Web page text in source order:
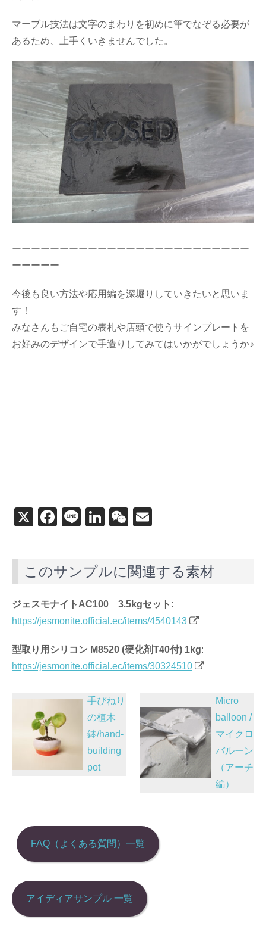
マーブル技法は文字のまわりを初めに筆でなぞる必要が
あるため、上手くいきませんでした。
ーーーーーーーーーーーーーーーーーーーーーーーーー
ーーーーー
今後も良い方法や応用編を深堀りしていきたいと思いま
す！
みなさんもご自宅の表札や店頭で使うサインプレートを
お好みのデザインで手造りしてみてはいかがでしょうか♪
X
F
e
o
o
k
Li
Li
e
n
W
h
このサンプルに関連する素材
ジェスモナイトAC100 3.5kgセット :
https://jesmonite.official.ec/items/4540143
型取り用シリコン M8520 (硬化剤T40付) 1kg:
https://jesmonite.official.ec/items/30324510
ョ
ン
手びねり
の植木
鉢/hand-
building
pot
Micro
balloon /
マイクロ
バルーン
（アーチ
編）
FAQ（よくある質問）一覧
アイディアサンプル 一覧